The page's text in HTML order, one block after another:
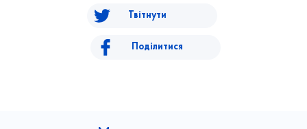
Твітнути
Поділитися